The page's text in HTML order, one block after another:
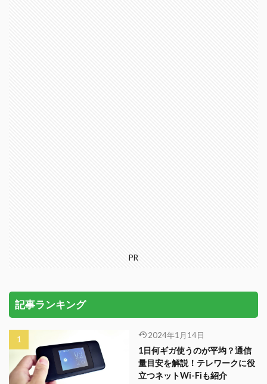
PR
記事ランキング
2024年1月14日
1日何ギガ使うのが平均？通信
量目安を解説！テレワークに役
立つネットWi-Fiも紹介